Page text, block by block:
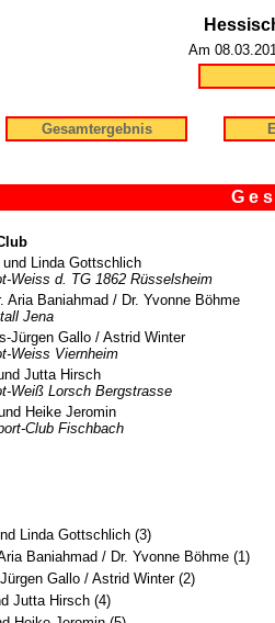
Am
Gesamtergebnis
G e
und Linda Gottschlich
Weiss d. TG 1862 Rüsselsheim
Aria Baniahmad / Dr. Yvonne Böhme
Jena
Jürgen Gallo / Astrid Winter
Weiss Viernheim
Jutta Hirsch
Weiß Lorsch Bergstrasse
Heike Jeromin
Club Fischbach
Linda Gottschlich (3)
Baniahmad / Dr. Yvonne Böhme (1)
Gallo / Astrid Winter (2)
Jutta Hirsch (4)